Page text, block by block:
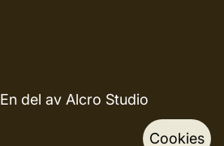
En del av Alcro Studio
Cookies